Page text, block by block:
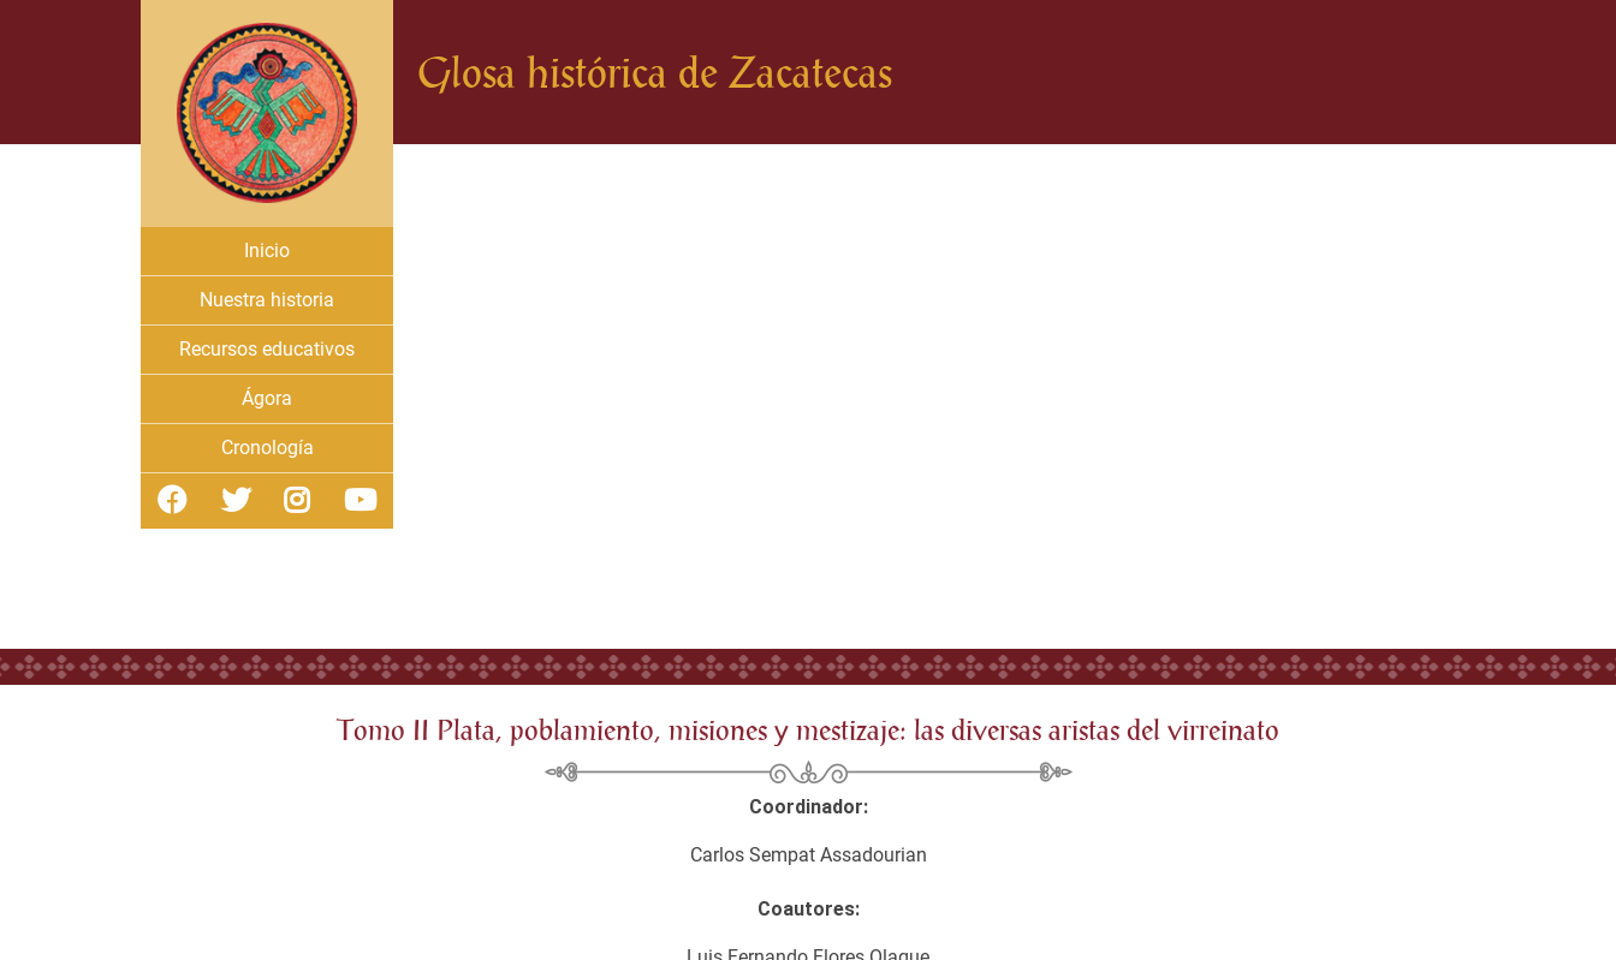
Inicio
Nuestra historia
Recursos educativos
Ágora
Cronología
Glosa histórica de Zacatecas
Tomo II Plata, poblamiento, misiones y mestizaje: las diversas aristas del virreinato
Coordinador:
Carlos Sempat Assadourian
Coautores: